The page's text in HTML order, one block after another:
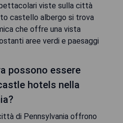
viste sulla città
castello albergo si trova
che offre una vista
aree verdi e paesaggi
possono essere
hotels nella
di Pennsylvania offrono